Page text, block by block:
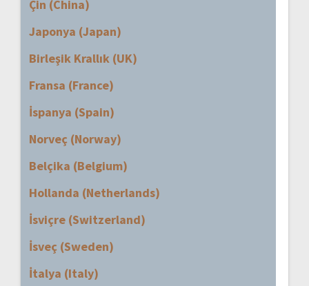
Çin (China)
Japonya (Japan)
Birleşik Krallık (UK)
Fransa (France)
İspanya (Spain)
Norveç (Norway)
Belçika (Belgium)
Hollanda (Netherlands)
İsviçre (Switzerland)
İsveç (Sweden)
İtalya (Italy)